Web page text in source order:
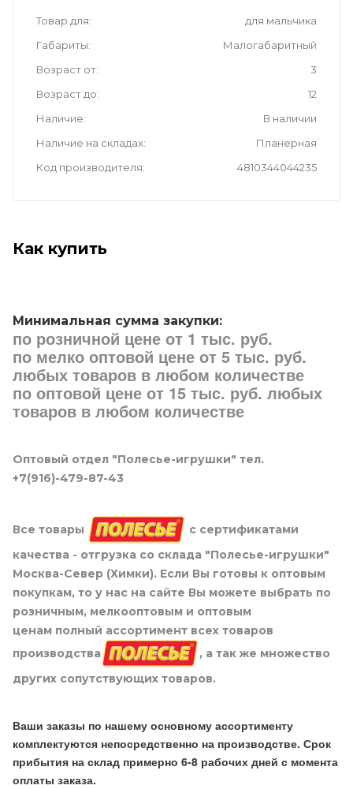
Товар для
для мальчика
Габариты
Малогабаритный
Возраст от
3
Возраст до
12
Наличие
В наличии
Наличие на складах
Планерная
Код производителя
4810344044235
Как купить
Минимальная сумма закупки:
по розничной цене от 1 тыс. руб.
по мелко оптовой цене от 5 тыс. руб.
любых товаров в любом количестве
по оптовой цене от 15 тыс. руб. любых
товаров в любом количестве
Оптовый отдел "Полесье-игрушки" тел.
+7(916)-479-87-43
Все товары
с сертификатами
качества - отгрузка со склада "Полесье-игрушки"
Москва-Север (Химки). Если Вы готовы к оптовым
покупкам, то у нас на сайте Вы можете выбрать по
розничным, мелкооптовым и оптовым
ценам полный ассортимент всех товаров
производства
, а так же множество
других сопутствующих товаров.
Ваши заказы по нашему основному ассортименту
комплектуются непосредственно на производстве. Срок
прибытия на склад примерно 6-8 рабочих дней с момента
оплаты заказа.